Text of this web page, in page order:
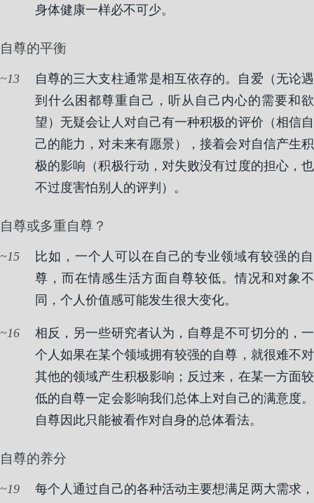
身体健康一样必不可少。
自尊的平衡
13
自尊的三大支柱通常是相互依存的。自爱（无论遇
到什么困都尊重自己，听从自己内心的需要和欲
望）无疑会让人对自己有一种积极的评价（相信自
己的能力，对未来有愿景），接着会对自信产生积
极的影响（积极行动，对失败没有过度的担心，也
不过度害怕别人的评判）。
自尊或多重自尊？
15
比如，一个人可以在自己的专业领域有较强的自
尊，而在情感生活方面自尊较低。情况和对象不
同，个人价值感可能发生很大变化。
16
相反，另一些研究者认为，自尊是不可切分的，一
个人如果在某个领域拥有较强的自尊，就很难不对
其他的领域产生积极影响；反过来，在某一方面较
低的自尊一定会影响我们总体上对自己的满意度。
自尊因此只能被看作对自身的总体看法。
自尊的养分
19
每个人通过自己的各种活动主要想满足两大需求，